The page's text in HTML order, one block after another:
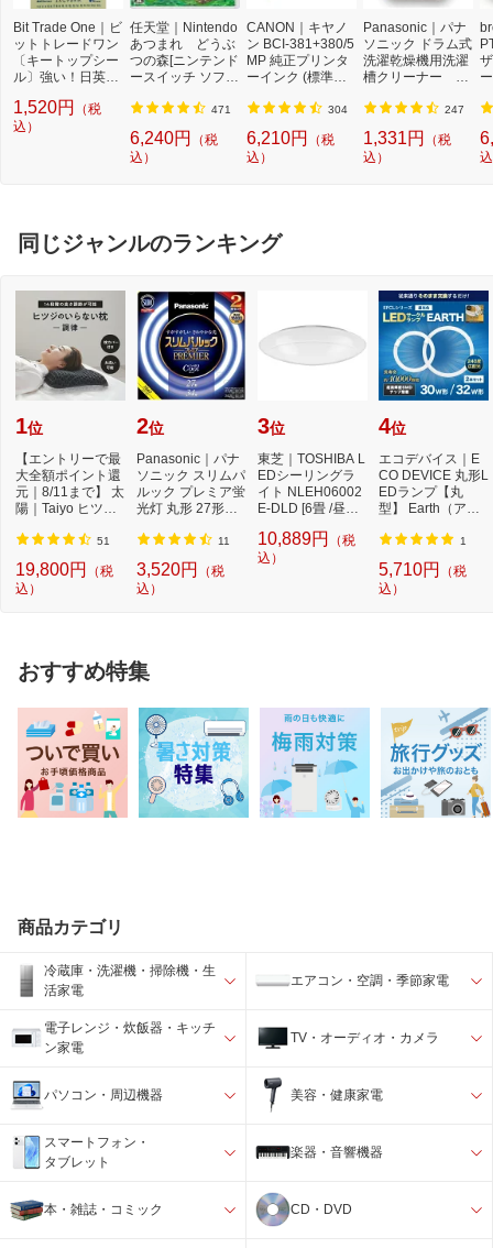
Bit Trade One｜ビ
ットトレードワン
〔キートップシー
ル〕強い！日英対
プシールセット ブ
ルー DYKTSBL
1,520円
（税
込）
任天堂｜Nintendo
あつまれ どうぶ
つの森[ニンテンド
ースイッチ ソフ
471
6,240円
（税
込）
CANON｜キヤノ
ン BCI-381+380/5
MP 純正プリンタ
ーインク (標準容
3813805MP] 304
6,210円
（税
込）
Panasonic｜パナ
ソニック ドラム式
洗濯乾燥機用洗濯
槽クリーナー N-
機 洗浄 洗剤 750m
l NW2]【rb_pcp】
247
1,331円
（税
込）
T
同じジャンルのランキング
1位
【エントリーで最
大全額ポイント還
元｜8/11まで】 太
陽｜Taiyo ヒツジ
51
19,800円
（税
込）
2位
Panasonic｜パナ
ソニック スリムパ
ルック プレミア蛍
光灯 丸形 27形＋3
11
3,520円
（税
込）
3位
東芝｜TOSHIBA L
EDシーリングラ
イト NLEH06002
E-DLD [6畳 /昼光
paign...
10,889円
（税
込）
4位
エコデバイス｜E
CO DEVICE 丸形L
EDランプ【丸
型】 Earth（アー
30・32...
1
5,710円
（税
込）
おすすめ特集
商品カテゴリ
冷蔵庫・洗濯機・掃除機・生
活家電
エアコン・空調・季節家電
電子レンジ・炊飯器・キッチ
ン家電
TV・オーディオ・カメラ
パソコン・周辺機器 美容・健康家電
スマートフォン・
タブレット
楽器・音響機器
本・雑誌・コミック CD・DVD